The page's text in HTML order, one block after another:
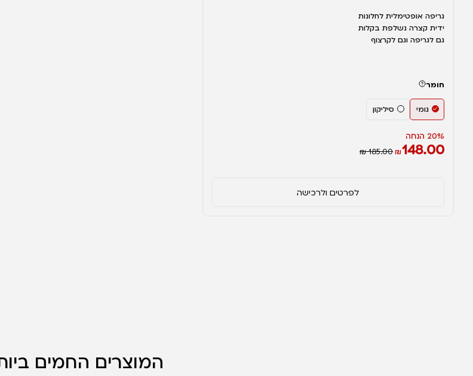
גריפה אופטימלית לחלונות
ידית קצרה נשלפת בקלות
גם לגריפה וגם לקרצוף
חומר
גומי סיליקון
20% הנחה
₪148.00
₪ 185.00
לפרטים ולרכישה
המוצרים החמים